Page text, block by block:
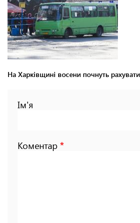
На Харківщині восени почнуть
Ім'я
Коментар